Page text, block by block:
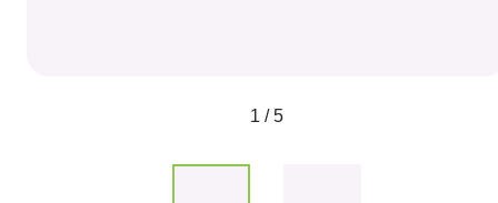
1 / 5